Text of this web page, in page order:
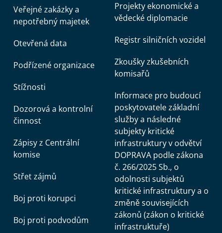
Veřejné zakázky a
nepotřebný majetek
Otevřená data
Podřízené organizace
Stížnosti
Dozorová a kontrolní
činnost
Zápisy z Centrální
komise
Střet zájmů
Boj proti korupci
Boj proti podvodům
Projekty ekonomické a
vědecké diplomacie
Registr silničních vozidel
Zkoušky zkušebních
komisařů
Informace pro budoucí
poskytovatele základní
služby a následné
subjekty kritické
infrastruktury v odvětví
DOPRAVA podle zákona
č. 266/2025 Sb., o
odolnosti subjektů
kritické infrastruktury a o
změně souvisejících
zákonů (zákon o kritické
infrastruktuře)